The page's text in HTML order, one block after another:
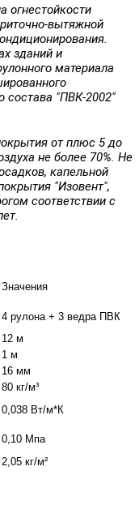
огнестойкости
вытяжной
зданий и
материала
состава "ПВК-2002"
от плюс 5 до
не более 70%. Не
капельной
"Изовент",
соответствии с
Значения
4 рулона + 3 ведра ПВК
12 м
1 м
16 мм
80 кг/м³
0,038 Вт/м*К
0,10 Мпа
2,05 кг/м²